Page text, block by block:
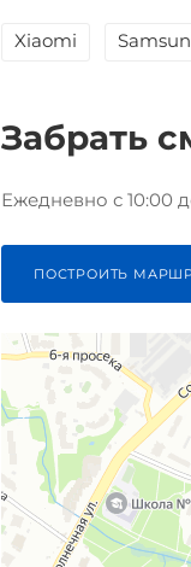
Xiaomi
Забрать
Ежедневно с 10:00
ПОСТРОИТЬ